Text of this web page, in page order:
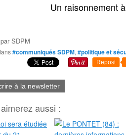
Un raisonnement
SDPM
#communiqués SDPM, #politique et
Repost
à la newsletter
aussi :